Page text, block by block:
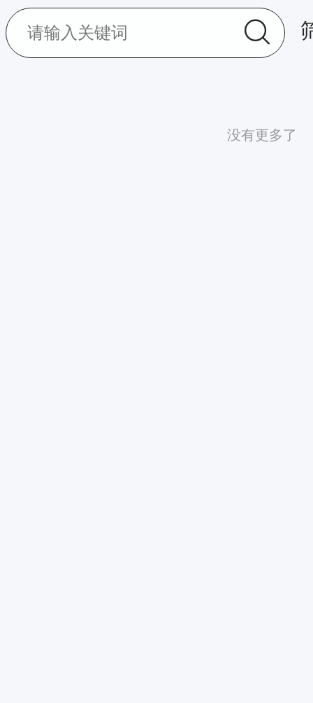
没有更多了